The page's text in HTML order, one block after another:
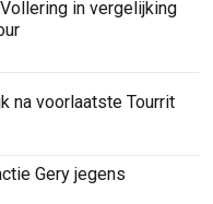
in vergelijking
na voorlaatste Tourrit
Gery jegens